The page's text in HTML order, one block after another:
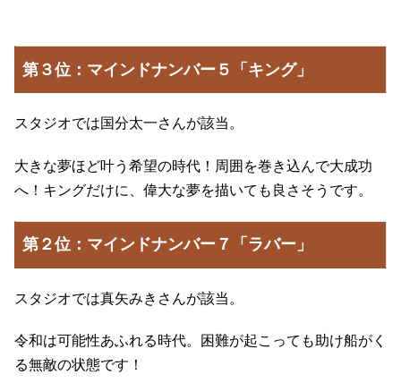
第３位：マインドナンバー５「キング」
スタジオでは国分太一さんが該当。
大きな夢ほど叶う希望の時代！周囲を巻き込んで大成功
へ！キングだけに、偉大な夢を描いても良さそうです。
第２位：マインドナンバー７「ラバー」
スタジオでは真矢みきさんが該当。
令和は可能性あふれる時代。困難が起こっても助け船がく
る無敵の状態です！